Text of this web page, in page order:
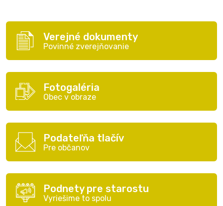
Verejné dokumenty
Povinné zverejňovanie
Fotogaléria
Obec v obraze
Podateľňa tlačív
Pre občanov
Podnety pre starostu
Vyriešime to spolu